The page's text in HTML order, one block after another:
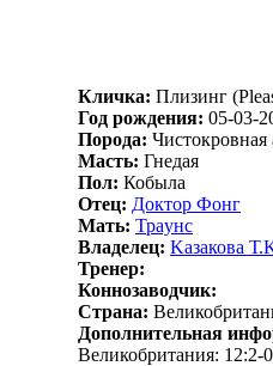
Кличка: Плизинг
Год рождения: 05-03-
Порода: Чистокровная
Масть: Гнедая
Пол: Кобыла
Отец: Доктоp Фонг
Мать: Трaунc
Владелец: Kазакова
Тренер:
Коннозаводчик:
Страна:
Дополнительная
Великобритания: 12:2-